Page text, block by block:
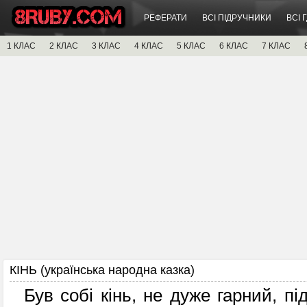
РЕФЕРАТИ ВСІ ПІДРУЧНИКИ ВСІ
1 КЛАС 2 КЛАС 3 КЛАС 4 КЛАС 5 КЛАС 6 КЛАС 7 КЛАС
КІНЬ (українська народна казка)
Був собі кінь, не дуже гарний,